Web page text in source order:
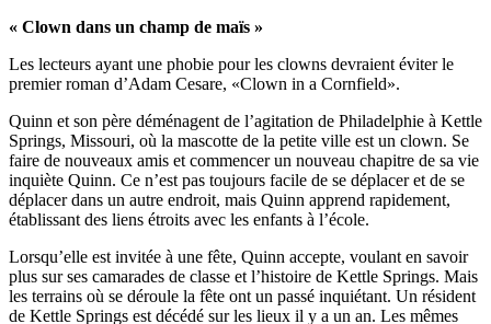
« Clown dans un champ de maïs »
Les lecteurs ayant une phobie pour les clowns devraient éviter le
premier roman d’Adam Cesare, «Clown in a Cornfield».
Quinn et son père déménagent de l’agitation de Philadelphie à Kettle
Springs, Missouri, où la mascotte de la petite ville est un clown. Se
faire de nouveaux amis et commencer un nouveau chapitre de sa vie
inquiète Quinn. Ce n’est pas toujours facile de se déplacer et de se
déplacer dans un autre endroit, mais Quinn apprend rapidement,
établissant des liens étroits avec les enfants à l’école.
Lorsqu’elle est invitée à une fête, Quinn accepte, voulant en savoir
plus sur ses camarades de classe et l’histoire de Kettle Springs. Mais
les terrains où se déroule la fête ont un passé inquiétant. Un résident
de Kettle Springs est décédé sur les lieux il y a un an. Les mêmes